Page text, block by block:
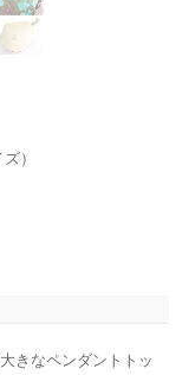
）
きなペンダントトッ